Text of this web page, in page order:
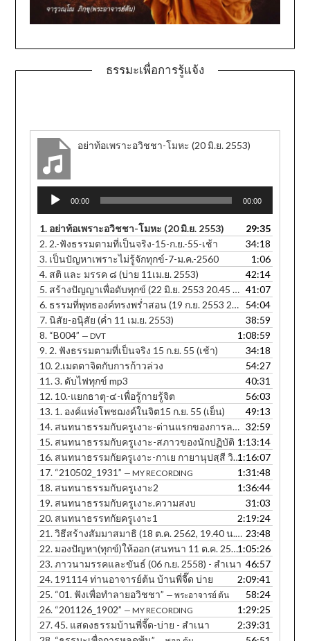
ธรรมะเพื่อการรู้แจ้ง
อย่าท้อเพราะอวิชชา-โมหะ (20 มิ.ย. 2553)
Audio
Player
00:00 00:00
1. อย่าท้อเพราะอวิชชา-โมหะ (20 มิ.ย. 2553)
29:35
2. 2.-ฟังธรรมตามที่เป็นจริง-15-ก.ย.-55-เช้า
34:18
3. เป็นปัญหาเพราะไม่รู้จักทุกข์-7-ม.ค.-2560
1:06
4. สติ และ มรรค ๘ (บ่าย 11เม.ย. 2553)
42:14
5. สร้างปัญญาเพื่อดับทุกข์ (22 มิ.ย. 2553 20.45 น.)
41:07
6. ธรรมที่พุทธองค์ทรงพร่ำสอน (19 ก.ย. 2553 20.25 น.)
54:04
7.นิสัย-อนุิสัย (ค่ำ 11 เม.ย. 2553)
38:59
8. “B004” — DVT
1:08:59
9. 2. ฟังธรรมตามที่เป็นจริง 15 ก.ย. 55 (เช้า)
34:18
10. 2.เมตตาจิตกับการก้าวล่วง
54:27
11.3. ดับไฟทุกข์ mp3
40:31
12. 10.-แยกธาตุ-๔-เพื่อรู้กายรู้จิต
56:03
13. 1. องค์แห่งโพชฌงค์ในจิต15 ก.ย. 55 (เย็น)
49:13
14. สนทนาธรรมกับครูเงาะ-ด่านแรกของการละกิเลส
32:59
15. สนทนาธรรมกับครูเงาะ-สภาวของนักปฏิบัติ 1:13:14
16. สนทนาธรรมกัยครูเงาะ-กาเย กายานุปสฺสี วิหรติ 1:16:07
17. “210502_1931” — MY RECORDING
1:31:48
18. สนทนาธรรมกับครูเงาะ2
1:36:44
19. สนทนาธรรมกับครูเงาะ.ความสงบ
31:03
20. สนทนาธรรทกัยครูเงาะ1
2:19:24
21.วิธีสร้างสัมมาสมาธิ (18 ต.ค. 2562, 19.40 น. ภาษาอีสาน)
23:48
22. มองปัญหา(ทุกข์)ให้ออก (สนทนา 11 ต.ค. 2560, 12.30 น.) - สำเนา 1:05:26
23.ภาวนามรรคและขันธ์ (06 ก.ย. 2558) - สำเนา 46:57
24. 191114 ท่านอาจารย์ต้น บ้านพี่จี๊ด บ่าย
2:09:41
25. “01. ฟังเพื่อทำลายอวิชชา” — พระอาจารย์ ต้น
58:24
26. “201126_1902” — MY RECORDING
1:29:25
27.45. แสดงธรรมบ้านพี่จี๊ด-บ่าย - สำเนา
2:39:31